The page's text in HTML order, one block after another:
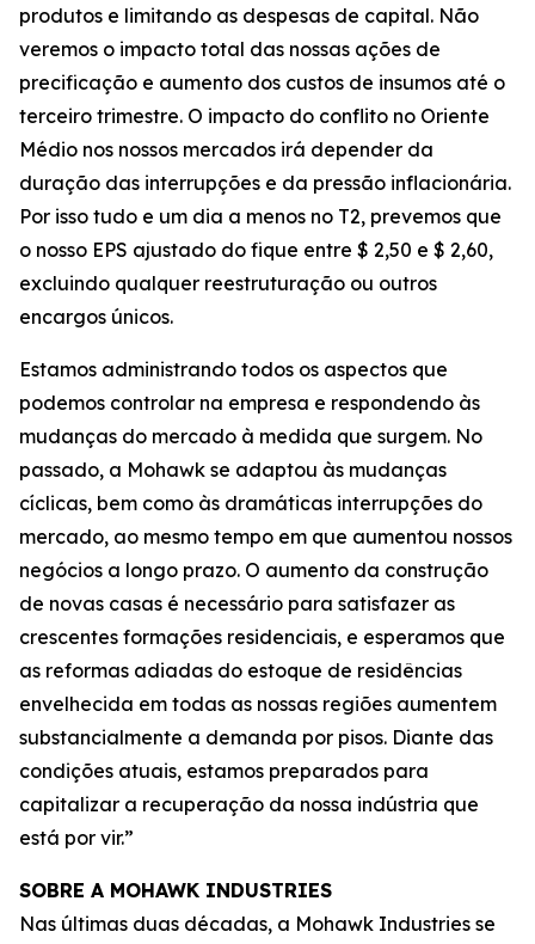
produtos e limitando as despesas de capital. Não
veremos o impacto total das nossas ações de
precificação e aumento dos custos de insumos até o
terceiro trimestre. O impacto do conflito no Oriente
Médio nos nossos mercados irá depender da
duração das interrupções e da pressão inflacionária.
Por isso tudo e um dia a menos no T2, prevemos que
o nosso EPS ajustado do fique entre $ 2,50 e $ 2,60,
excluindo qualquer reestruturação ou outros
encargos únicos.
Estamos administrando todos os aspectos que
podemos controlar na empresa e respondendo às
mudanças do mercado à medida que surgem. No
passado, a Mohawk se adaptou às mudanças
cíclicas, bem como às dramáticas interrupções do
mercado, ao mesmo tempo em que aumentou nossos
negócios a longo prazo. O aumento da construção
de novas casas é necessário para satisfazer as
crescentes formações residenciais, e esperamos que
as reformas adiadas do estoque de residências
envelhecida em todas as nossas regiões aumentem
substancialmente a demanda por pisos. Diante das
condições atuais, estamos preparados para
capitalizar a recuperação da nossa indústria que
está por vir.”
SOBRE A MOHAWK INDUSTRIES
Nas últimas duas décadas, a Mohawk Industries se